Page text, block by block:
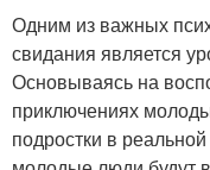
Одним из важных
свидания является
Основываясь на
приключениях
подростки в